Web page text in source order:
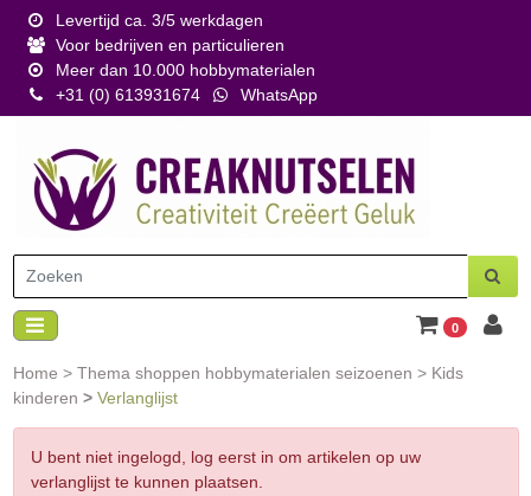
Levertijd ca. 3/5 werkdagen
Voor bedrijven en particulieren
Meer dan 10.000 hobbymaterialen
+31 (0) 613931674
WhatsApp
0
Home > Thema shoppen hobbymaterialen seizoenen > Kids
kinderen > Verlanglijst
U bent niet ingelogd, log eerst in om artikelen op uw
verlanglijst te kunnen plaatsen.